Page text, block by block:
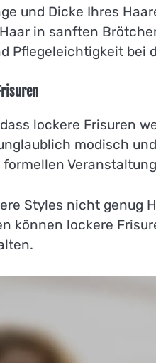
und Dicke Ihres
in sanften
Pflegeleichtigkeit bei
lockere Frisuren
modisch
Styles nicht genug
können lockere